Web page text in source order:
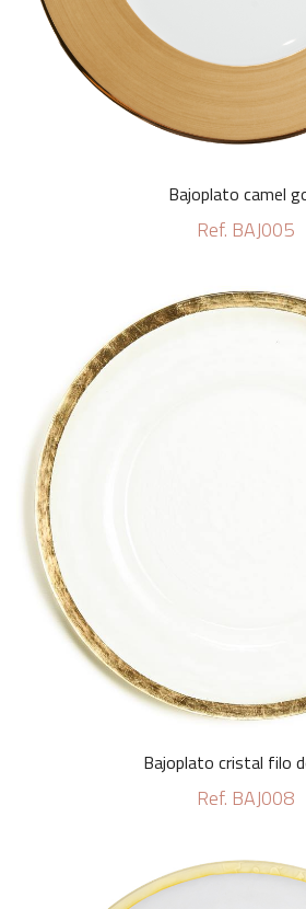
Bajoplato camel
Ref. BAJ005
Bajoplato cristal filo
Ref. BAJ008